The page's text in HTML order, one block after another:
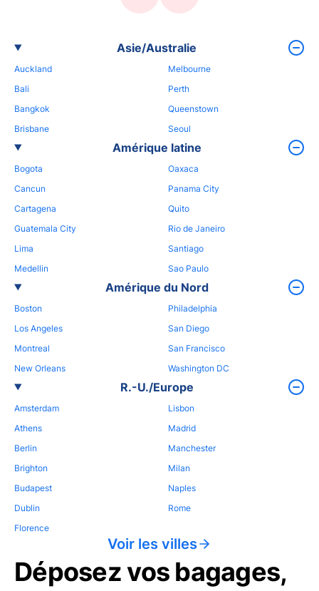
Asie/Australie
Auckland
Bali
Bangkok
Brisbane
Melbourne
Perth
Queenstown
Seoul
Amérique latine
Bogota
Cancun
Cartagena
Guatemala City
Lima
Medellin
Oaxaca
Panama City
Quito
Rio de Janeiro
Santiago
Sao Paulo
Amérique du Nord
Boston
Los Angeles
Montreal
New Orleans
Philadelphia
San Diego
San Francisco
Washington DC
R.-U./Europe
Amsterdam
Athens
Berlin
Brighton
Budapest
Dublin
Florence
Lisbon
Madrid
Manchester
Milan
Naples
Rome
Voir les villes
Déposez vos bagages,